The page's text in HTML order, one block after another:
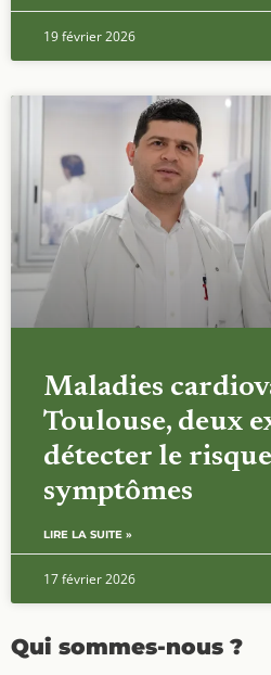
19 février 2026
Maladies
Toulouse, deux
détecter le
symptômes
LIRE LA SUITE »
17 février 2026
Qui sommes-nous ?